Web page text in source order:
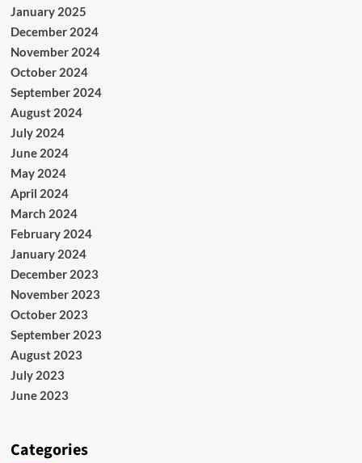
January 2025
December 2024
November 2024
October 2024
September 2024
August 2024
July 2024
June 2024
May 2024
April 2024
March 2024
February 2024
January 2024
December 2023
November 2023
October 2023
September 2023
August 2023
July 2023
June 2023
Categories